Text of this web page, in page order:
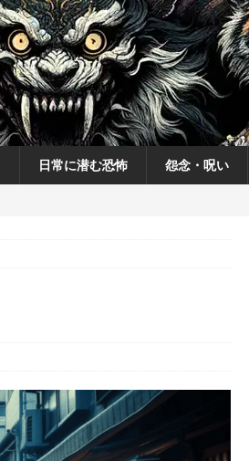
日常に潜む恐怖 怨念・呪い